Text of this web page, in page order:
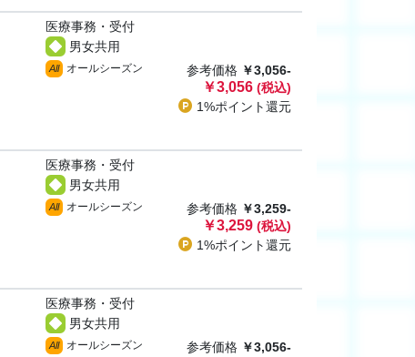
医療事務・受付
男女共用
All オールシーズン 参考価格 ￥3,056-
￥3,056 (税込)
1%ポイント還元
医療事務・受付
男女共用
All オールシーズン 参考価格 ￥3,259-
￥3,259 (税込)
1%ポイント還元
医療事務・受付
男女共用
All オールシーズン 参考価格 ￥3,056-